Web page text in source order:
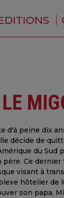
d'à peine dix
décide de
du Sud
Ce dernier
visant à
hôtelier de
son papa.